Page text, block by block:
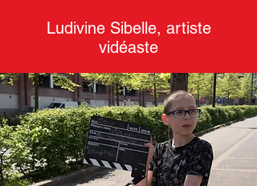
Ludivine Sibelle, artiste
vidéaste